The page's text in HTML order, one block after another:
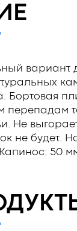
вариант
перепадам
Не
не будет.
50